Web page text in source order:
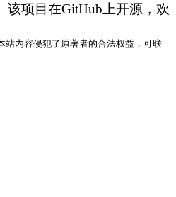
该项目在GitHub上开源，欢
站内容侵犯了原著者的合法权益，可联